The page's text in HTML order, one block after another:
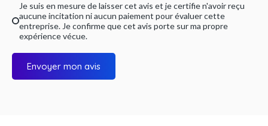
Je suis en mesure de laisser cet avis et je certifie n'avoir reçu
aucune incitation ni aucun paiement pour évaluer cette
entreprise. Je confirme que cet avis porte sur ma propre
expérience vécue.
Envoyer mon avis